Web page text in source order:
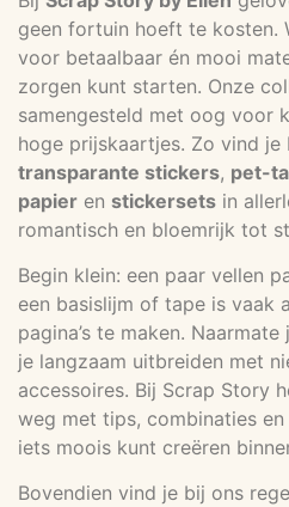
geen fortuin hoeft te kosten.
voor betaalbaar én mooi
zorgen kunt starten. Onze
samengesteld met oog voor
hoge prijskaartjes. Zo vind
transparante stickers, pet-
papier en stickersets in
romantisch en bloemrijk tot
Begin klein: een paar vellen
een basislijm of tape is vaak
pagina’s te maken.
je langzaam uitbreiden met
accessoires. Bij Scrap Story
weg met tips, combinaties
iets moois kunt creëren
Bovendien vind je bij ons